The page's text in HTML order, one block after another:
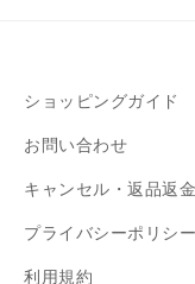
ショッピングガイド
お問い合わせ
キャンセル・返品返
プライバシーポリシー
利用規約